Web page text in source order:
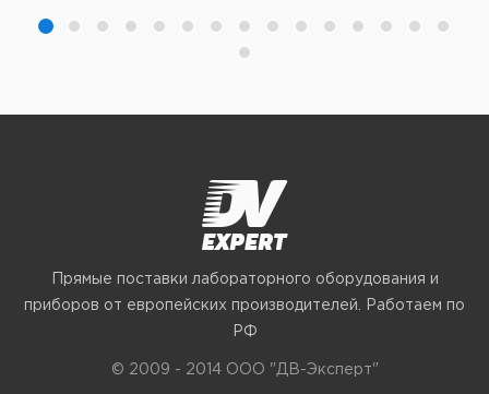
Прямые поставки лабораторного оборудования и
приборов от европейских производителей. Работаем по
РФ
© 2009 - 2014 ООО "ДВ-Эксперт"